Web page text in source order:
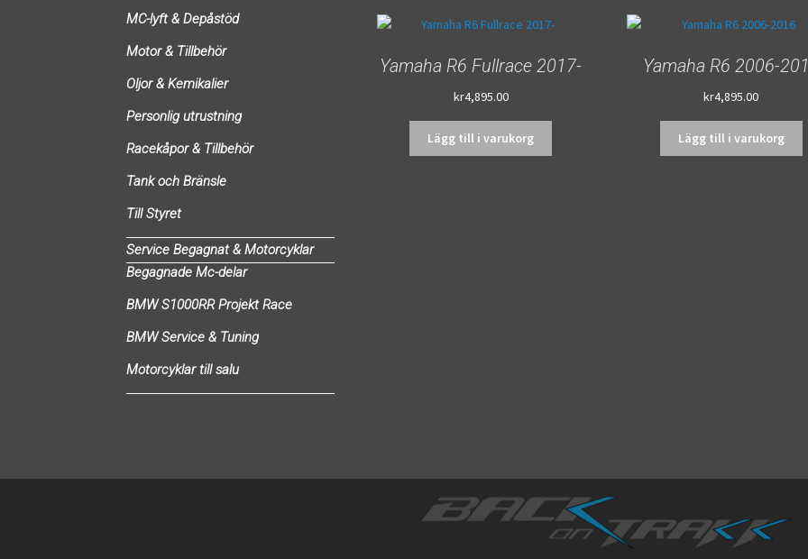
Yamaha R6 Fullrace 2017-
kr4,895.00
Lägg till i varukorg
Yamaha R6 2006-
kr4,895.00
Lägg till i varukorg
MC-lyft & Depåstöd
Motor & Tillbehör
Oljor & Kemikalier
Personlig utrustning
Racekåpor & Tillbehör
Tank och Bränsle
Till Styret
Service Begagnat & Motorcyklar
Begagnade Mc-delar
BMW S1000RR Projekt Race
BMW Service & Tuning
Motorcyklar till salu